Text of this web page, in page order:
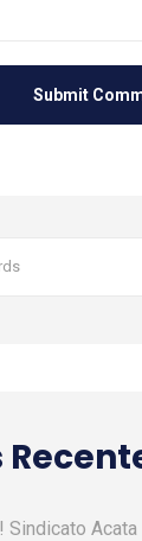
Sindicato